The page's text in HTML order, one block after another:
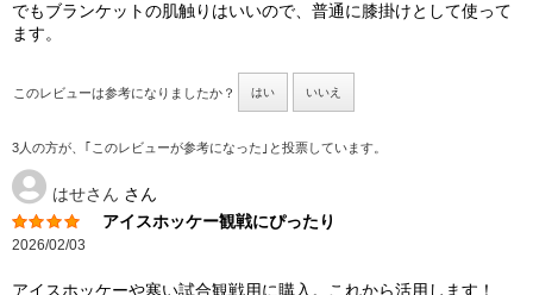
でもブランケットの肌触りはいいので、普通に膝掛けとして使って
ます。
このレビューは参考になりましたか？ はい いいえ
3人の方が、｢このレビューが参考になった｣と投票しています。
はせさん さん
アイスホッケー観戦にぴったり
2026/02/03
アイスホッケーや寒い試合観戦用に購入。これから活用します！